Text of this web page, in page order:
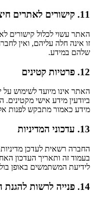
11. קישורים לאתרים חיצוניים
האתר עשוי לכלול קישורים
זו אינה חלה עליהם, ואין
שלהם במידע.
12. פרטיות קטינים
ביודעין מידע אישי מקטינים.
מידע כאמור מתבקש לפנות
13. עדכוני המדיניות
החברה רשאית לעדכן
בעמוד זה ותאריך העדכון
לידיעת המשתמשים באופן
14. פנייה לרשות להגנת הפרטיות